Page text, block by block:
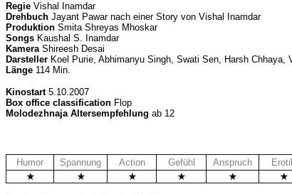
Regie Vishal Inamdar
Drehbuch Jayant Pawar nach einer Story von Vishal Inamdar
Produktion Smita Shreyas Mhoskar
Songs Kaushal S. Inamdar
KameraShireesh Desai
Darsteller Koel Purie, Abhimanyu Singh, Swati Sen, Harsh Chhaya,
Länge 114 Min.
Kinostart5.10.2007
Box office classification Flop
Molodezhnaja Altersempfehlung ab 12
Humor Spannung Action Gefühl Anspruch